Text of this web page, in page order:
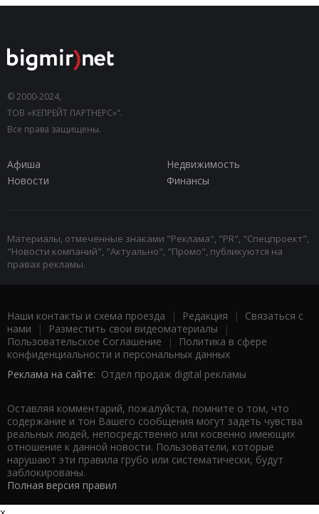
© 2000-2024,
ТОВ «КЕПРЕЙТ ПАРТНЕРС»".
Все права защищены.
Афиша
Недвижимость
Новости
Финансы
Материалы, отмеченные знаками "Реклама", "PR", "Спецпроект",
"Новости компаний", "Актуально", "Промо", публикуются на
правах рекламы.
Наши контакты и схема проезда | Редакция | Связаться с
нами | Разместить свои видеоматериалы |
Пользовательское Соглашение |
Политика в сфере
конфиденциальности и персональных данных
Реклама на сайте: Отдел продаж digital рекламы
Оставляя комментарий, пожалуйста, помните о том, что
содержание и тон Вашего сообщения могут задеть чувства
реальных людей, непосредственно или косвенно имеющих
отношение к данной новости. Пользователи, которые
нарушают эти правила грубо или систематически, будут
заблокированы.
Полная версия правил